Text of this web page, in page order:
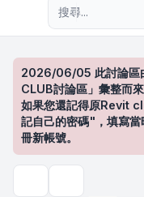
2026/06/05 此討論區
CLUB討論區」彙整而來
如果您還記得原Revit
記自己的密碼"，填寫
冊新帳號。